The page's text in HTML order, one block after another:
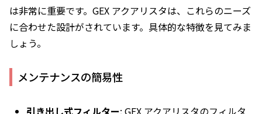
は非常に重要です。GEX アクアリスタは、これらのニーズ
に合わせた設計がされています。具体的な特徴を見てみま
しょう。
メンテナンスの簡易性